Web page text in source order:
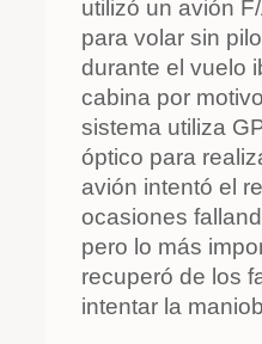
utilizó un avión
para volar sin
durante el vuelo
cabina por
sistema utiliza
óptico para
avión intentó el
ocasiones
pero lo más
recuperó de los
intentar la